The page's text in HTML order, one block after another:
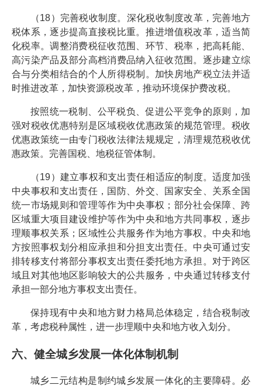
（18）完善税收制度。深化税收制度改革，完善地方
税体系，逐步提高直接税比重。推进增值税改革，适当简
化税率。调整消费税征收范围、环节、税率，把高耗能、
高污染产品及部分高档消费品纳入征收范围。逐步建立综
合与分类相结合的个人所得税制。加快房地产税立法并适
时推进改革，加快资源税改革，推动环境保护费改税。
按照统一税制、公平税负、促进公平竞争的原则，加
强对税收优惠特别是区域税收优惠政策的规范管理。税收
优惠政策统一由专门税收法律法规规定，清理规范税收优
惠政策。完善国税、地税征管体制。
（19）建立事权和支出责任相适应的制度。适度加强
中央事权和支出责任，国防、外交、国家安全、关系全国
统一市场规则和管理等作为中央事权；部分社会保障、跨
区域重大项目建设维护等作为中央和地方共同事权，逐步
理顺事权关系；区域性公共服务作为地方事权。中央和地
方按照事权划分相应承担和分担支出责任。中央可通过安
排转移支付将部分事权支出责任委托地方承担。对于跨区
域且对其他地区影响较大的公共服务，中央通过转移支付
承担一部分地方事权支出责任。
保持现有中央和地方财力格局总体稳定，结合税制改
革，考虑税种属性，进一步理顺中央和地方收入划分。
六、健全城乡发展一体化体制机制
城乡二元结构是制约城乡发展一体化的主要障碍。必